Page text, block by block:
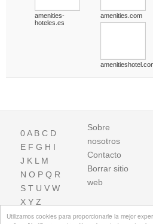
Utilizamos cookies para proporcionarle la mejor
amenities-
hoteles.es
amenities.com
0A B C D
E F G H I
J K L M
N O P Q R
S T U V W
X Y Z
Sobre
nosotros
Contacto
Borrar sitio
web